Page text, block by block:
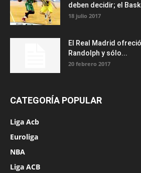
deben decidir; el
18 julio 2017
El Real Madrid
Randolph y sólo...
20 febrero 2017
CATEGORÍA POPULAR
Liga Acb
Euroliga
NBA
Liga ACB